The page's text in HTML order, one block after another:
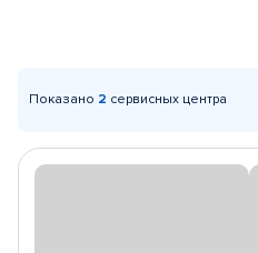
Показано 2 сервисных центра